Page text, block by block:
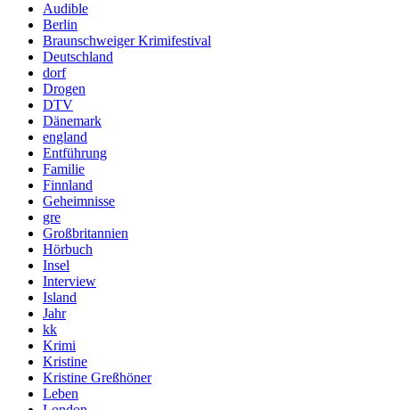
Audible
Berlin
Braunschweiger Krimifestival
Deutschland
dorf
Drogen
DTV
Dänemark
england
Entführung
Familie
Finnland
Geheimnisse
gre
Großbritannien
Hörbuch
Insel
Interview
Island
Jahr
kk
Krimi
Kristine
Kristine Greßhöner
Leben